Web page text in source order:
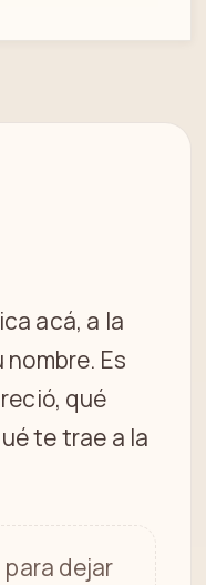
acá, a la
Es
qué
te trae a la
dejar